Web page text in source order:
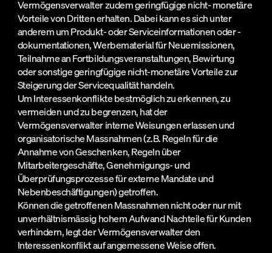
Vermögensverwalter zudem geringfügige nicht- monetäre
Vorteile von Dritten erhalten. Dabei kann es sich unter
anderem um Produkt- oder Serviceinformationen oder -
dokumentationen, Werbematerial für Neuemissionen,
Teilnahme an Fortbildungsveranstaltungen, Bewirtung
oder sonstige geringfügige nicht-monetäre Vorteile zur
Steigerung der Servicequalität handeln.
Um Interessenkonflikte bestmöglich zu erkennen, zu
vermeiden und zu begrenzen, hat der
Vermögensverwalter interne Weisungen erlassen und
organisatorische Massnahmen (z.B. Regeln für die
Annahme von Geschenken, Regeln über
Mitarbeitergeschäfte, Genehmigungs- und
Überprüfungsprozesse für externe Mandate und
Nebenbeschäftigungen) getroffen.
Können die getroffenen Massnahmen nicht oder nur mit
unverhältnismässig hohem Aufwand Nachteile für Kunden
verhindern, legt der Vermögensverwalter den
Interessenkonflikt auf angemessene Weise offen.